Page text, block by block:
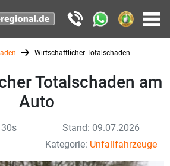
Wirtschaftlicher Totalschaden
Totalschaden am
Auto
Stand: 09.07.2026
Kategorie: Unfallfahrzeuge